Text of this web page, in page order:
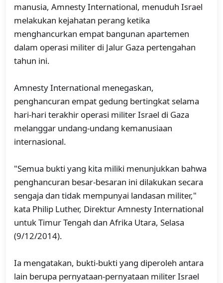
manusia, Amnesty International, menuduh Israel
melakukan kejahatan perang ketika
menghancurkan empat bangunan apartemen
dalam operasi militer di Jalur Gaza pertengahan
tahun ini.
Amnesty International menegaskan,
penghancuran empat gedung bertingkat selama
hari-hari terakhir operasi militer Israel di Gaza
melanggar undang-undang kemanusiaan
internasional.
"Semua bukti yang kita miliki menunjukkan bahwa
penghancuran besar-besaran ini dilakukan secara
sengaja dan tidak mempunyai landasan militer,"
kata Philip Luther, Direktur Amnesty International
untuk Timur Tengah dan Afrika Utara, Selasa
(9/12/2014).
Ia mengatakan, bukti-bukti yang diperoleh antara
lain berupa pernyataan-pernyataan militer Israel